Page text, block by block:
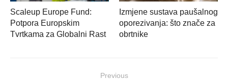
Scaleup Europe Fund:
Potpora Europskim
Tvrtkama za Globalni Rast
Izmjene sustava paušalnog
oporezivanja: što znače za
obrtnike
Previous